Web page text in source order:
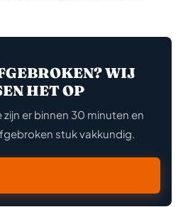
WIJ
HET OP
er binnen 30 minuten en
stuk vakkundig.